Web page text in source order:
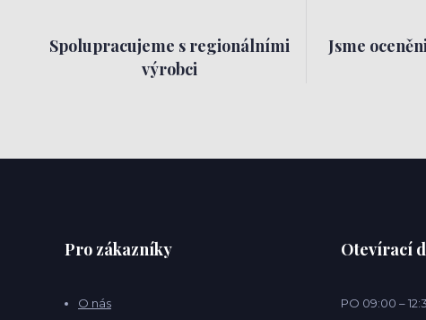
Spolupracujeme s regionálními
výrobci
Jsme
Pro zákazníky
O nás
Otevírací
PO 09:00 –